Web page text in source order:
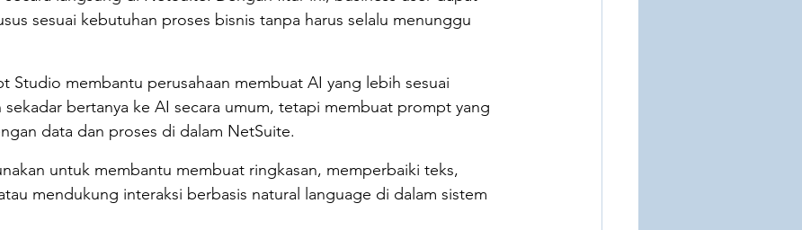
sesuai kebutuhan proses bisnis tanpa harus selalu menunggu
Studio membantu perusahaan membuat AI yang lebih sesuai
sekadar bertanya ke AI secara umum, tetapi membuat prompt yang
data dan proses di dalam NetSuite.
untuk membantu membuat ringkasan, memperbaiki teks,
mendukung interaksi berbasis natural language di dalam sistem